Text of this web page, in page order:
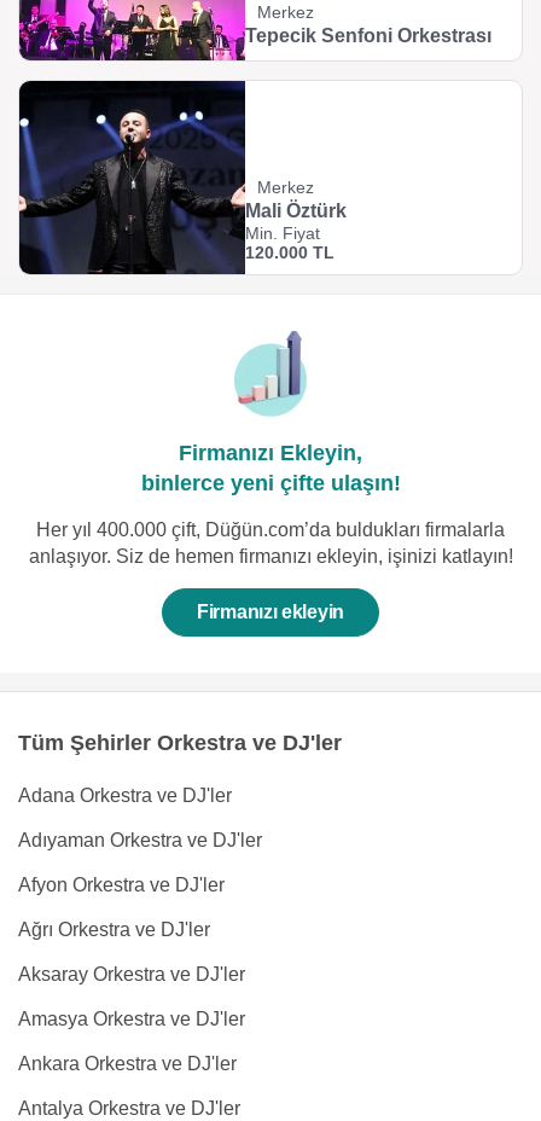
Merkez
Tepecik Senfoni Orkestrası
Merkez
Mali Öztürk
Min. Fiyat
120.000 TL
Firmanızı Ekleyin,
binlerce yeni çifte ulaşın!
Her yıl 400.000 çift, Düğün.com’da buldukları firmalarla
anlaşıyor. Siz de hemen firmanızı ekleyin, işinizi katlayın!
Firmanızı ekleyin
Tüm Şehirler Orkestra ve DJ'ler
Adana Orkestra ve DJ'ler
Adıyaman Orkestra ve DJ'ler
Afyon Orkestra ve DJ'ler
Ağrı Orkestra ve DJ'ler
Aksaray Orkestra ve DJ'ler
Amasya Orkestra ve DJ'ler
Ankara Orkestra ve DJ'ler
Antalya Orkestra ve DJ'ler